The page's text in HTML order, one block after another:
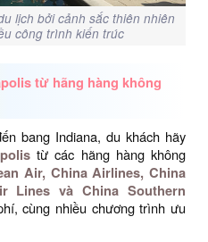
lịch bởi cảnh sắc thiên nhiên
công trình kiến trúc
từ hãng hàng không
bang Indiana, du khách hãy
từ các hãng hàng không
Air, China Airlines, China
Lines và China Southern
cùng nhiều chương trình ưu